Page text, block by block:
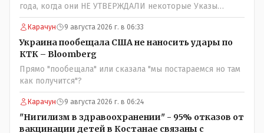
года, когда они НЕ УТВЕРЖДАЛИ некоторые Указы
Назарбаева, особенно в части выборов и перевыборов и
некоторых вопросах внутренней политики, и тогда
Назарбай волевым Указом РАСПУСТИЛ этот бунтарский
состав. Имя - Серикболсын Абдильдин вам знакомо -
юывший секретарь ЦК КП Казахстана , впоследствии -
депутат Верховного Совета и Мажлиса и Председатель
партии коммунстов- он в то время и после и причём
НЕОДНОКРАТНО, указывал и многократно на недостатки
Назарбая и предлагал ему самому ДОБРОВОЛЬНО уйти с
поста Президента.
Карачун 9 августа 2026 г. в 06:33
Украина пообещала США не наносить удары по
КТК – Bloomberg
Прямо "пообещала" или сказала "мы постараемся но там
как получится"?
Карачун 9 августа 2026 г. в 06:24
"Нигилизм в здравоохранении" - 95% отказов от
вакцинации детей в Костанае связаны с